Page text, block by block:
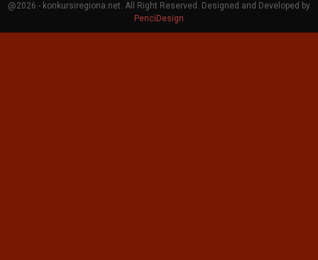
@2026 - konkursiregiona.net. All Right Reserved. Designed and Developed by
PenciDesign